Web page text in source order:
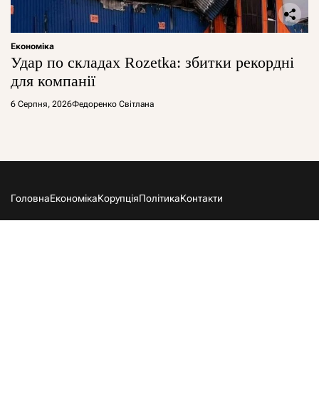
Економіка
Удар по складах Rozetka: збитки рекордні
для компанії
6 Серпня, 2026Федоренко Світлана
ГоловнаЕкономікаКорупціяПолітикаКонтакти